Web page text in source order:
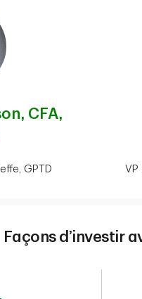
CFA,
GPTD
Façons d’investir